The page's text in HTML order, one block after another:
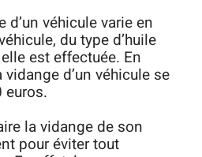
véhicule varie en
du type d’huile
est effectuée. En
d’un véhicule se
euros.
la vidange de son
pour éviter tout